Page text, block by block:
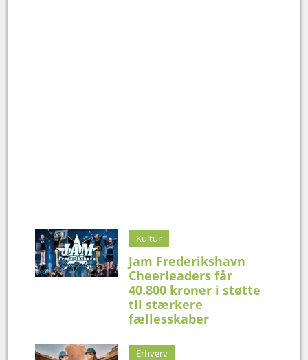
Kultur
Jam Frederikshavn
Cheerleaders får
40.800 kroner i støtte
til stærkere
fællesskaber
Erhverv